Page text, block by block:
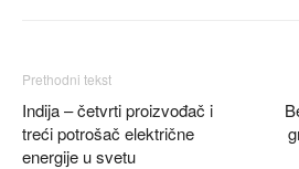
Prethodni tekst
Indija – četvrti proizvođač i
treći potrošač električne
energije u svetu